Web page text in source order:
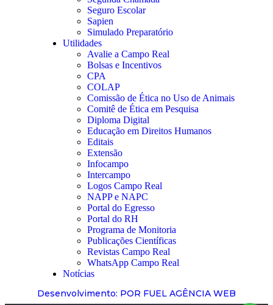
Seguro Escolar
Sapien
Simulado Preparatório
Utilidades
Avalie a Campo Real
Bolsas e Incentivos
CPA
COLAP
Comissão de Ética no Uso de Animais
Comitê de Ética em Pesquisa
Diploma Digital
Educação em Direitos Humanos
Editais
Extensão
Infocampo
Intercampo
Logos Campo Real
NAPP e NAPC
Portal do Egresso
Portal do RH
Programa de Monitoria
Publicações Científicas
Revistas Campo Real
WhatsApp Campo Real
Notícias
Desenvolvimento: POR FUEL AGÊNCIA WEB